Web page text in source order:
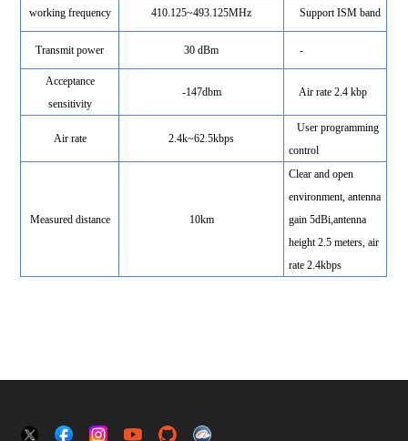
working frequency 410.125~493.125MHz Support ISM band
Transmit power 30 dBm -
Acceptance
sensitivity
-147dbm Air rate 2.4 kbp
Air rate 2.4k~62.5kbps
User programming
control
Measured distance 10km
Clear and open
environment, antenna
gain 5dBi,antenna
height 2.5 meters, air
rate 2.4kbps